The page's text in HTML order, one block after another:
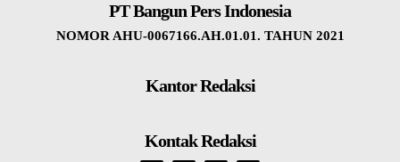
PT Bangun Pers Indonesia
NOMOR AHU-0067166.AH.01.01. TAHUN 2021
Kantor Redaksi
Kontak Redaksi